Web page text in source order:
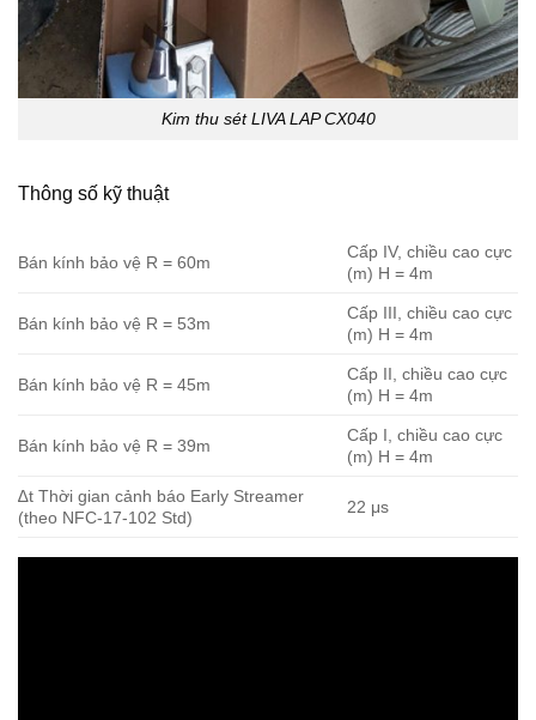
Kim thu sét LIVA LAP CX040
Thông số kỹ thuật
Bán kính bảo vệ R = 60m
Cấp IV, chiều cao cực
(m) H = 4m
Bán kính bảo vệ R = 53m
Cấp III, chiều cao cực
(m) H = 4m
Bán kính bảo vệ R = 45m
Cấp II, chiều cao cực
(m) H = 4m
Bán kính bảo vệ R = 39m
Cấp I, chiều cao cực
(m) H = 4m
∆t Thời gian cảnh báo Early Streamer
(theo NFC-17-102 Std)
22 μs